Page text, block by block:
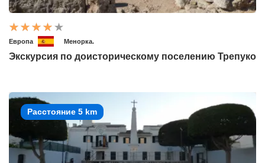
Европа Менорка.
Экскурсия по доисторическому поселению Трепуко
Расстояние 5 km